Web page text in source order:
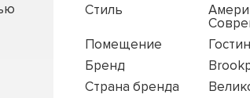
Стиль
Помещение
Бренд
Страна бренда